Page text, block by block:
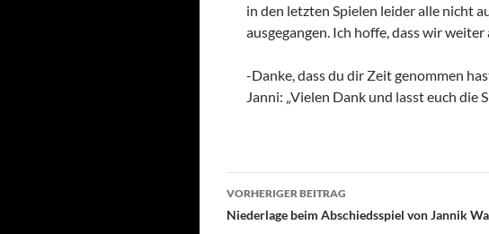
in den letzten Spielen leider alle nicht
ausgegangen. Ich hoffe, dass wir
-Danke, dass du dir Zeit genommen
Janni: „Vielen Dank und lasst euch
Beitragsnavigation
VORHERIGER BEITRAG
Niederlage beim Abschiedsspiel von Jannik